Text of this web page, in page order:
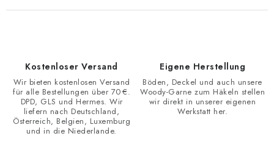
Kostenloser Versand
Wir bieten kostenlosen Versand
für alle Bestellungen über 70 €.
DPD, GLS und Hermes. Wir
liefern nach Deutschland,
Österreich, Belgien, Luxemburg
und in die Niederlande.
Eigene Herstellung
Böden, Deckel und auch unsere
Woody-Garne zum Häkeln stellen
wir direkt in unserer eigenen
Werkstatt her.